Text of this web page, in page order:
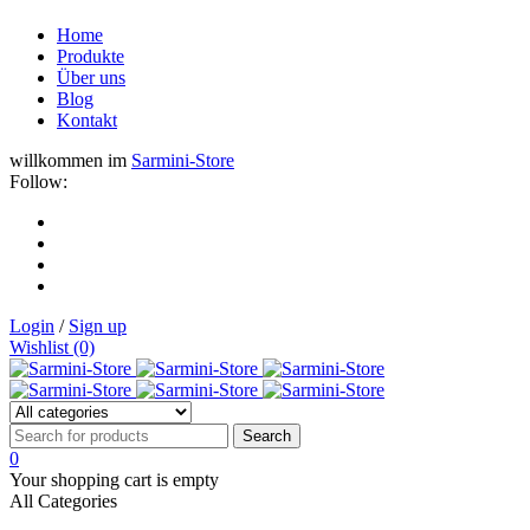
Home
Produkte
Über uns
Blog
Kontakt
willkommen im Sarmini-Store
Follow:
Login / Sign up
Wishlist (0)
0
Your shopping cart is empty
All Categories